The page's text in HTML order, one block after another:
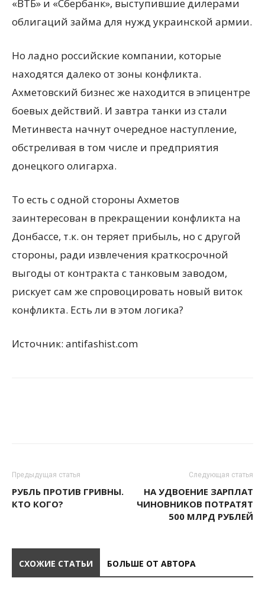
«ВТБ» и «Сбербанк», выступившие дилерами
облигаций займа для нужд украинской армии.
Но ладно российские компании, которые
находятся далеко от зоны конфликта.
Ахметовский бизнес же находится в эпицентре
боевых действий. И завтра танки из стали
Метинвеста начнут очередное наступление,
обстреливая в том числе и предприятия
донецкого олигарха.
То есть с одной стороны Ахметов
заинтересован в прекращении конфликта на
Донбассе, т.к. он теряет прибыль, но с другой
стороны, ради извлечения краткосрочной
выгоды от контракта с танковым заводом,
рискует сам же спровоцировать новый виток
конфликта. Есть ли в этом логика?
Источник: antifashist.com
Предыдущая статья
РУБЛЬ ПРОТИВ ГРИВНЫ.
КТО КОГО?
Следующая статья
НА УДВОЕНИЕ ЗАРПЛАТ
ЧИНОВНИКОВ ПОТРАТЯТ
500 МЛРД РУБЛЕЙ
СХОЖИЕ СТАТЬИ БОЛЬШЕ ОТ АВТОРА